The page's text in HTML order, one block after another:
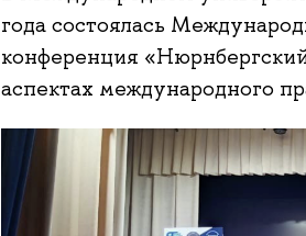
года состоялась
конференция
аспектах международного